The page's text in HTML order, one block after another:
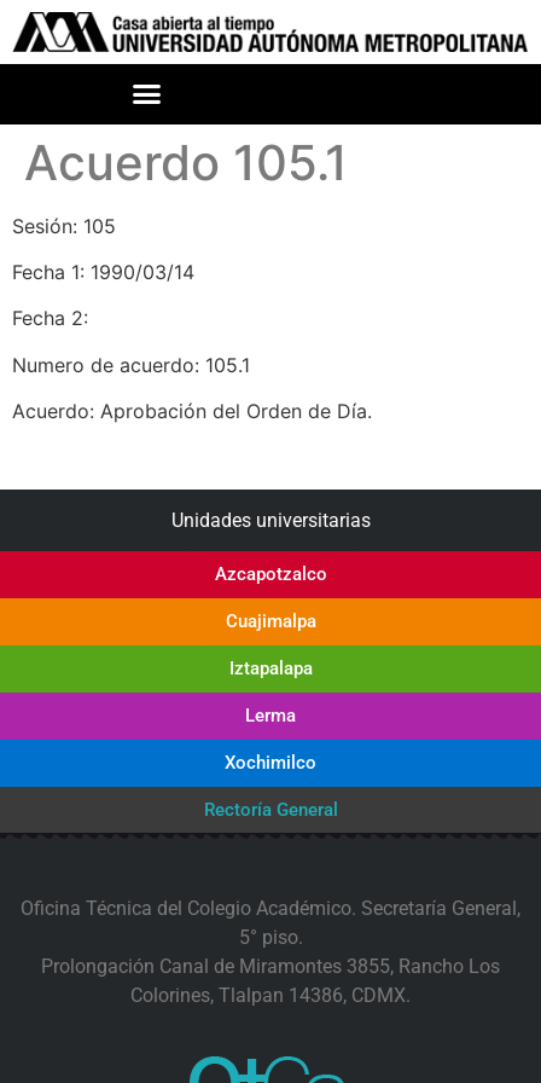
Acuerdo 105.1
Sesión: 105
Fecha 1: 1990/03/14
Fecha 2:
Numero de acuerdo: 105.1
Acuerdo: Aprobación del Orden de Día.
Unidades universitarias
Azcapotzalco
Cuajimalpa
Iztapalapa
Lerma
Xochimilco
Rectoría General
Oficina Técnica del Colegio Académico. Secretaría General,
5° piso.
Prolongación Canal de Miramontes 3855, Rancho Los
Colorines, Tlalpan 14386, CDMX.